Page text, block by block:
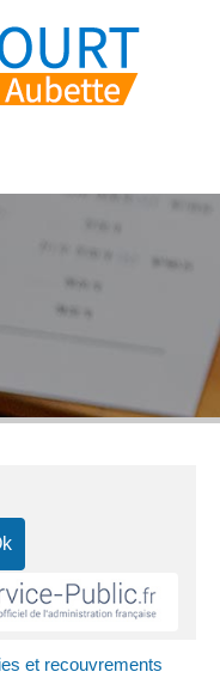
et recouvrements